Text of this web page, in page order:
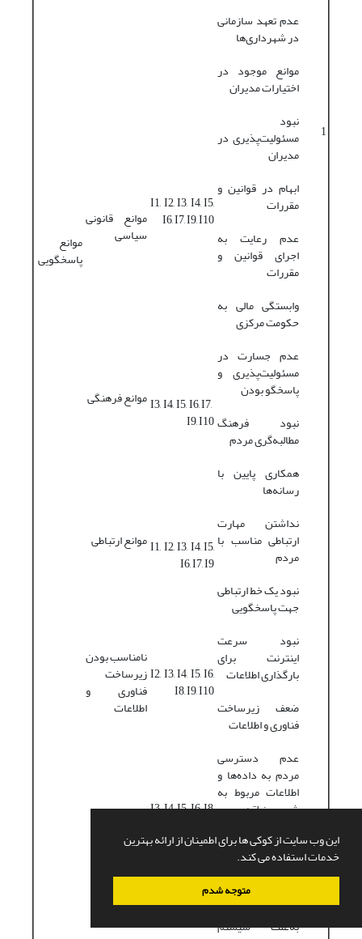
این وب سایت از کوکی ها برای اطمینان از ارائه بهترین
خدمات استفاده می کند.
متوجه شدم
1
موانع
پاسخگویی
عدم تعهد سازمانی
در شهرداری‌ها
موانع موجود در
اختیارات مدیران
I1, I2, I3, I4, I5,
I6, I7, I9, I10 موانع قانونی
سیاسی
نبود
مسئولیت‌پذیری در
مدیران
ابهام در قوانین و
مقررات
عدم رعایت به
اجرای قوانین و
مقررات
وابستگی مالی به
حکومت مرکزی
عدم جسارت در
مسئولیت‌پذیری و
پاسخگو بودن
I3, I4, I5, I6, I7,
I9, I10
موانع فرهنگی
نبود فرهنگ
مطالبه‌گری مردم
همکاری پایین با
رسانه‌ها
I1, I2, I3, I4, I5,
I6, I7, I9
موانع ارتباطی
نداشتن مهارت
ارتباطی مناسب با
مردم
نبود یک خط ارتباطی
جهت پاسخگویی
نبود سرعت
اینترنت برای
بارگذاری اطلاعات I2, I3, I4, I5, I6,
I8, I9, I10
نامناسب بودن
زیرساخت
فناوری و
اطلاعات ضعف زیرساخت
فناوری و اطلاعات
عدم دسترسی
مردم به داده‌ها و
اطلاعات مربوط به
شهر و منطقه I3, I4, I5, I6, I8,
موانع ارتباطی محدود بودن
رسانه‌های مستقل
و کارآمد
فساد اداری و مالی
به‌علت سیستم